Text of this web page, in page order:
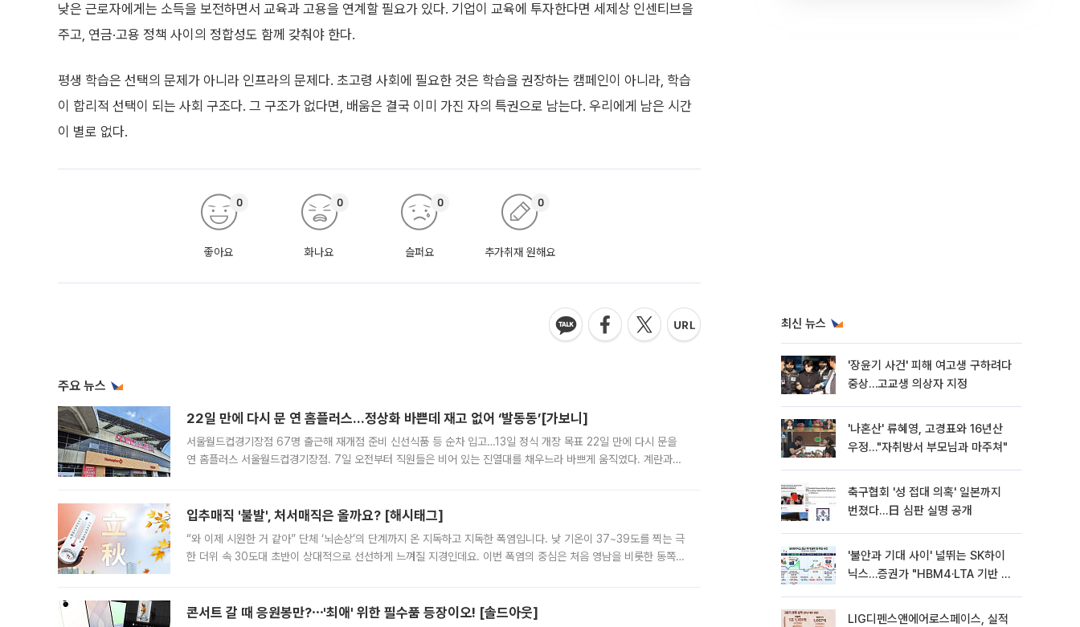
낮은 근로자에게는 소득을 보전하면서 교육과 고용을 연계할 필요가 있다. 기업이 교육에 투자한다면 세제상 인센티브을
주고, 연금·고용 정책 사이의 정합성도 함께 갖춰야 한다.
평생 학습은 선택의 문제가 아니라 인프라의 문제다. 초고령 사회에 필요한 것은 학습을 권장하는 캠페인이 아니라, 학습
이 합리적 선택이 되는 사회 구조다. 그 구조가 없다면, 배움은 결국 이미 가진 자의 특권으로 남는다. 우리에게 남은 시간
이 별로 없다.
좋아요
0
화나요
0
슬퍼요
0
추가취재 원해요
0
주요 뉴스
22일 만에 다시 문 연 홈플러스…정상화 바쁜데 재고 없어 ‘발동동’[가보니]
서울월드컵경기장점 67명 출근해 재개점 준비 신선식품 등 순차 입고…13일 정식 개장 목표 22일 만에 다시 문을
연 홈플러스 서울월드컵경기장점. 7일 오전부터 직원들은 비어 있는 진열대를 채우느라 바쁘게 움직였다. 계란과
입추매직 '불발', 처서매직은 올까요? [해시태그]
“와 이제 시원한 거 같아” 단체 ‘뇌손상’의 단계까지 온 지독하고 지독한 폭염입니다. 낮 기온이 37~39도를 찍는 극
한 더위 속 30도대 초반이 상대적으로 선선하게 느껴질 지경인데요. 이번 폭염의 중심은 처음 영남을 비롯한 동쪽
콘서트 갈 때 응원봉만?⋯'최애' 위한 필수품 등장이오! [솔드아웃]
최신 뉴스
'장윤기 사건' 피해 여고생 구하려다
중상…고교생 의상자 지정
'나혼산' 류혜영, 고경표와 16년산
우정…"자취방서 부모님과 마주쳐"
축구협회 '성 접대 의혹' 일본까지
번졌다…日 심판 실명 공개
'불안과 기대 사이' 널뛰는 SK하이
닉스…증권가 "HBM4·LTA 기반 펀
LIG디펜스앤에어로스페이스, 실적